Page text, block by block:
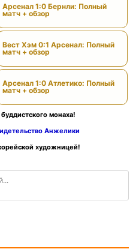
Арсенал 1:0 Бернли: Полный
матч + обзор
Вест Хэм 0:1 Арсенал: Полный
матч + обзор
Арсенал 1:0 Атлетико: Полный
матч + обзор
монаха!
Анжелики
художницей!